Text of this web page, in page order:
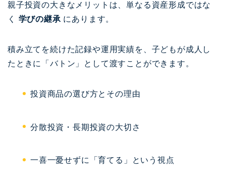
親子投資の大きなメリットは、単なる資産形成ではな
く 学びの継承 にあります。
積み立てを続けた記録や運用実績を、子どもが成人し
たときに「バトン」として渡すことができます。
投資商品の選び方とその理由
分散投資・長期投資の大切さ
一喜一憂せずに「育てる」という視点